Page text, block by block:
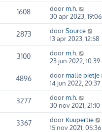
1608 door m.h.
30 apr 2023, 19:06
2873 doorSource
13 apr 2023, 12:58
3100 door m.h.
23 jun 2022, 10:39
4896 door malle pietje
14 jun 2022, 20:37
3277 door m.h.
30 nov 2021, 21:10
3367 door Kuupertie
15 nov 2021, 05:36